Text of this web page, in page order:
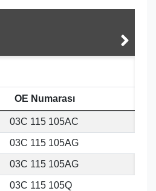
OE Numarası
03C 115 105AC
03C 115 105AG
03C 115 105AG
03C 115 105Q